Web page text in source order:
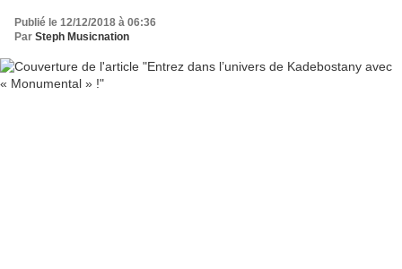
Publié le 12/12/2018 à 06:36
Par Steph Musicnation